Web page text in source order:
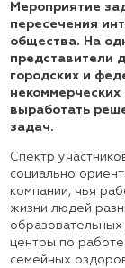
Мероприятие
пересечения
общества. На
представители
городских и
выработать
задач.
Спектр
социально
компании, чья
жизни людей
центры по
семейных